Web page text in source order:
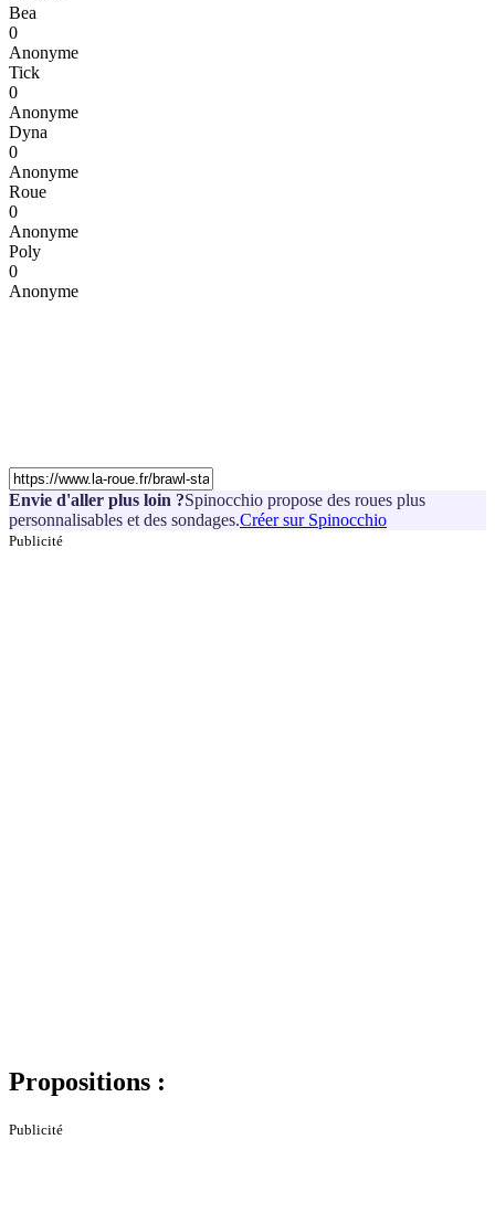
Bea
0
Anonyme
Tick
0
Anonyme
Dyna
0
Anonyme
Roue
0
Anonyme
Poly
0
Anonyme
Envie d'aller plus loin ?Spinocchio propose des roues plus
personnalisables et des sondages.Créer sur Spinocchio
Publicité
Propositions :
Publicité